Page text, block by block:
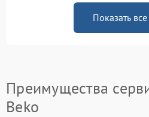
Показать все
Преимущества
Beko